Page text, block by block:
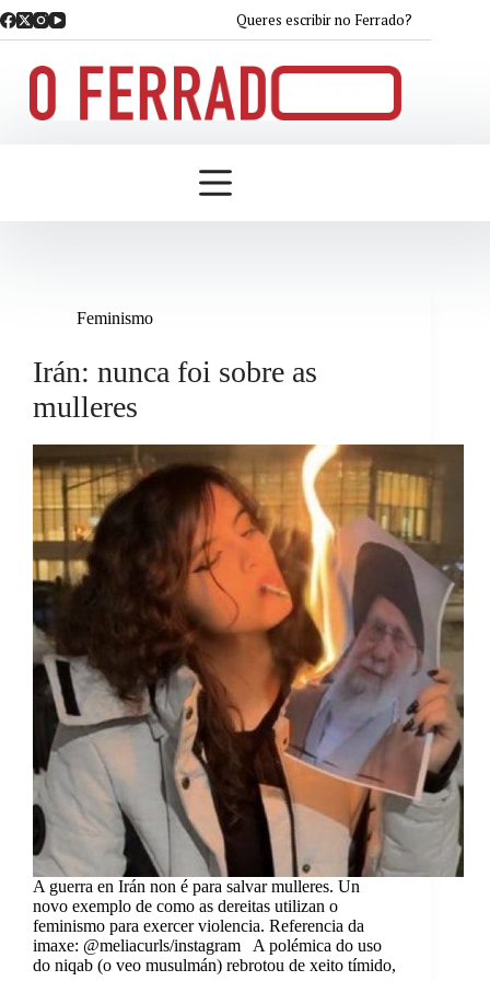
Saltar
ao
Queres escribir no Ferrado?
Feminismo
Irán: nunca foi sobre as
mulleres
A guerra en Irán non é para salvar mulleres. Un
novo exemplo de como as dereitas utilizan o
feminismo para exercer violencia. Referencia da
imaxe: @meliacurls/instagram A polémica do uso
do niqab (o veo musulmán) rebrotou de xeito tímido,